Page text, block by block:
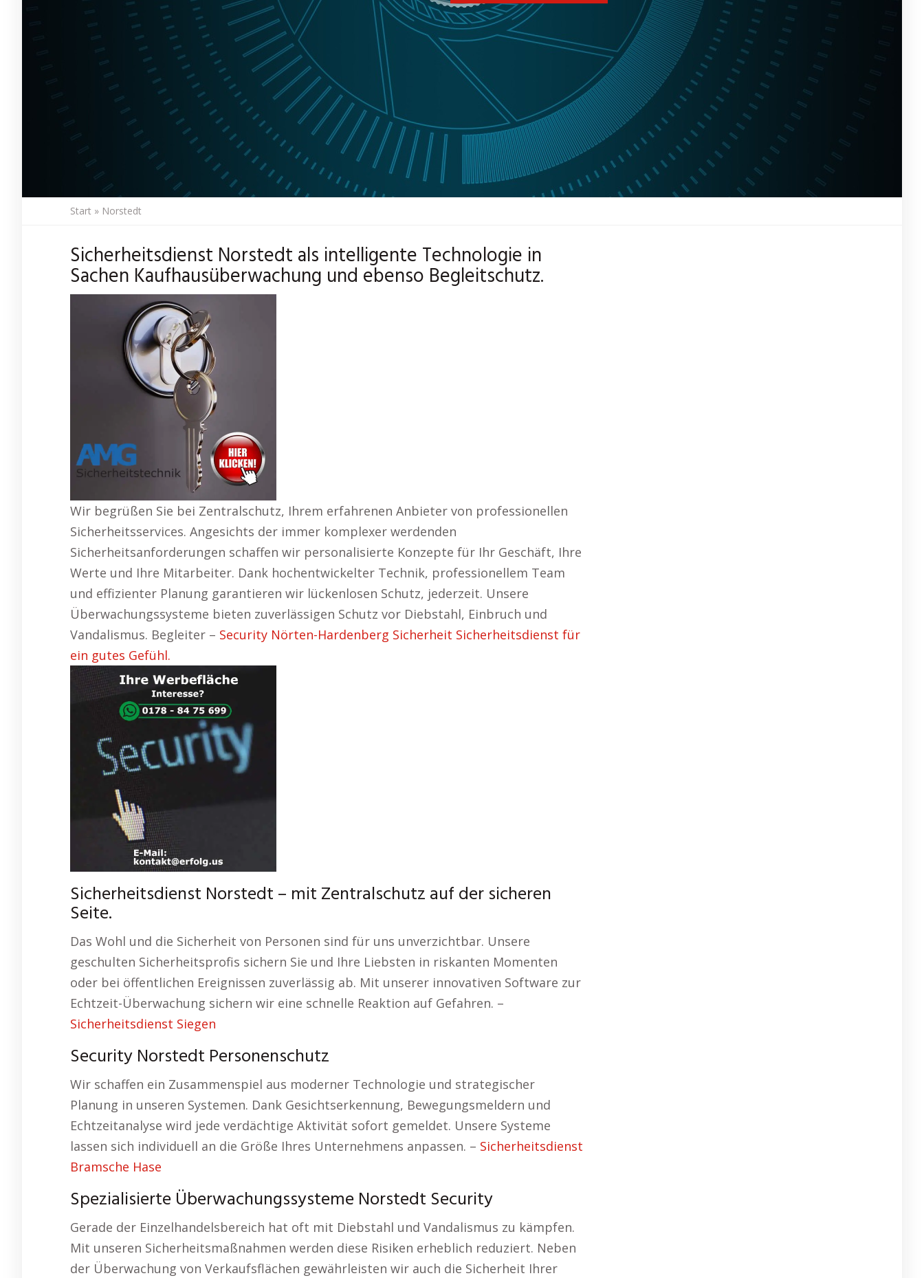
Start » Norstedt
Sicherheitsdienst Norstedt als intelligente Technologie in
Sachen Kaufhausüberwachung und ebenso Begleitschutz.
Wir begrüßen Sie bei Zentralschutz, Ihrem erfahrenen Anbieter von professionellen
Sicherheitsservices. Angesichts der immer komplexer werdenden
Sicherheitsanforderungen schaffen wir personalisierte Konzepte für Ihr Geschäft, Ihre
Werte und Ihre Mitarbeiter. Dank hochentwickelter Technik, professionellem Team
und effizienter Planung garantieren wir lückenlosen Schutz, jederzeit. Unsere
Überwachungssysteme bieten zuverlässigen Schutz vor Diebstahl, Einbruch und
Vandalismus. Begleiter – Security Nörten-Hardenberg Sicherheit Sicherheitsdienst für
ein gutes Gefühl.
Sicherheitsdienst Norstedt – mit Zentralschutz auf der sicheren
Seite.
Das Wohl und die Sicherheit von Personen sind für uns unverzichtbar. Unsere
geschulten Sicherheitsprofis sichern Sie und Ihre Liebsten in riskanten Momenten
oder bei öffentlichen Ereignissen zuverlässig ab. Mit unserer innovativen Software zur
Echtzeit-Überwachung sichern wir eine schnelle Reaktion auf Gefahren. –
Sicherheitsdienst Siegen
Security Norstedt Personenschutz
Wir schaffen ein Zusammenspiel aus moderner Technologie und strategischer
Planung in unseren Systemen. Dank Gesichtserkennung, Bewegungsmeldern und
Echtzeitanalyse wird jede verdächtige Aktivität sofort gemeldet. Unsere Systeme
lassen sich individuell an die Größe Ihres Unternehmens anpassen. – Sicherheitsdienst
Bramsche Hase
Spezialisierte Überwachungssysteme Norstedt Security
Gerade der Einzelhandelsbereich hat oft mit Diebstahl und Vandalismus zu kämpfen.
Mit unseren Sicherheitsmaßnahmen werden diese Risiken erheblich reduziert. Neben
der Überwachung von Verkaufsflächen gewährleisten wir auch die Sicherheit Ihrer